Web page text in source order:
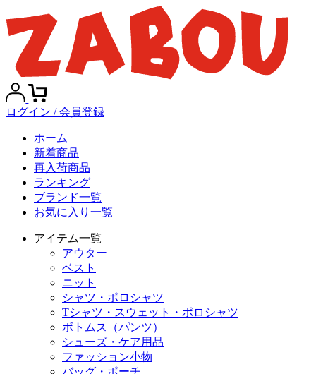
ログイン / 会員登録
ホーム
新着商品
再入荷商品
ランキング
ブランド一覧
お気に入り一覧
アイテム一覧
アウター
ベスト
ニット
シャツ・ポロシャツ
Tシャツ・スウェット・ポロシャツ
ボトムス（パンツ）
シューズ・ケア用品
ファッション小物
バッグ・ポーチ